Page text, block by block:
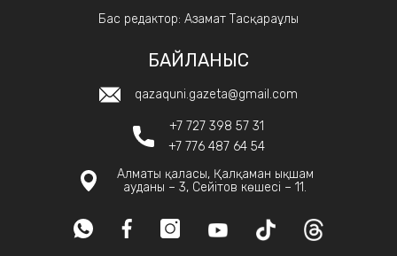
Бас редактор: Азамат Тасқараұлы
БАЙЛАНЫС
qazaquni.gazeta@gmail.com
+7 727 398 57 31
+7 776 487 64 54
Алматы қаласы, Қалқаман ықшам
ауданы – 3, Сейітов көшесі – 11.